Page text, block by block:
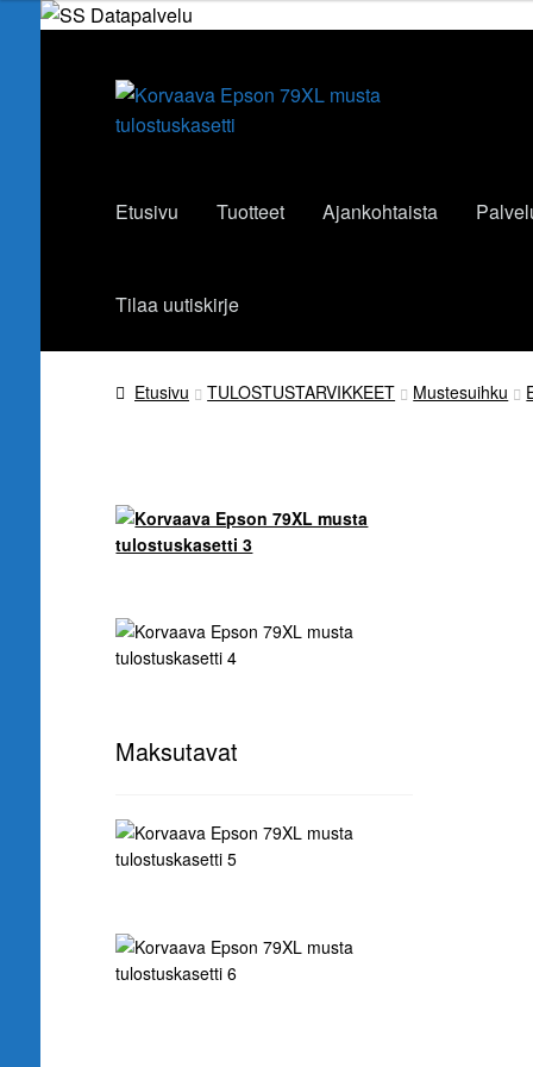
Siirry
navigointiin
Siirry
sisältöön
Etusivu Tuotteet Ajankohtaista
Tilaa uutiskirje
Etusivu TULOSTUSTARVIKKEET Mustesuihku
Maksutavat